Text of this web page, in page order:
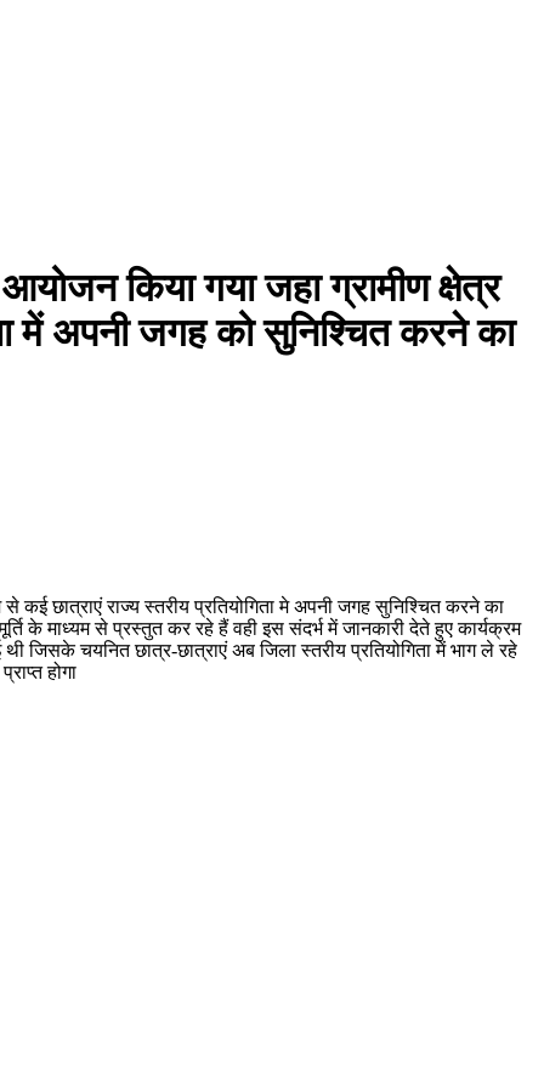
किया गया जहा ग्रामीण क्षेत्र
में अपनी जगह को सुनिश्चित करने का
कई छात्राएं राज्य स्तरीय प्रतियोगिता मे अपनी जगह सुनिश्चित करने का
के माध्यम से प्रस्तुत कर रहे हैं वही इस संदर्भ में जानकारी देते हुए कार्यक्रम
जिसके चयनित छात्र-छात्राएं अब जिला स्तरीय प्रतियोगिता में भाग ले रहे
होगा